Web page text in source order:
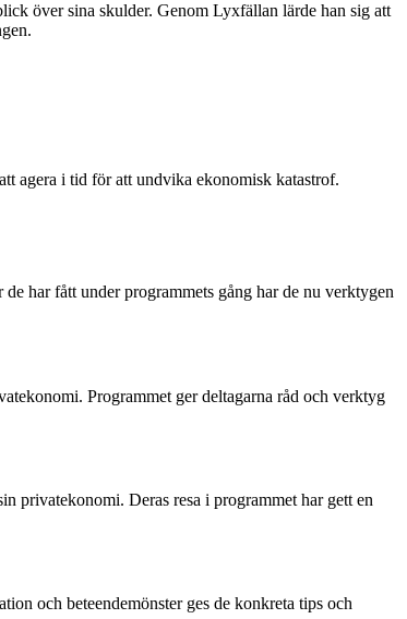
över sina skulder. Genom Lyxfällan lärde han sig att
agera i tid för att undvika ekonomisk katastrof.
har fått under programmets gång har de nu verktygen
Programmet ger deltagarna råd och verktyg
privatekonomi. Deras resa i programmet har gett en
och beteendemönster ges de konkreta tips och